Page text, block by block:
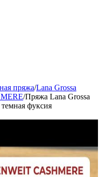
пряжа/Lana Grossa
/Пряжа Lana Grossa
фуксия